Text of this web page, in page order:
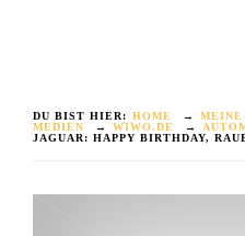
DU BIST HIER: HOME →
MEINE
MEDIEN
→ WIWO.DE →
JAGUAR: HAPPY BIRTHDAY,